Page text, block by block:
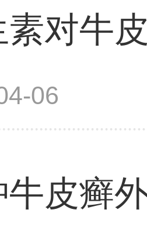
素对牛
06
牛皮癣